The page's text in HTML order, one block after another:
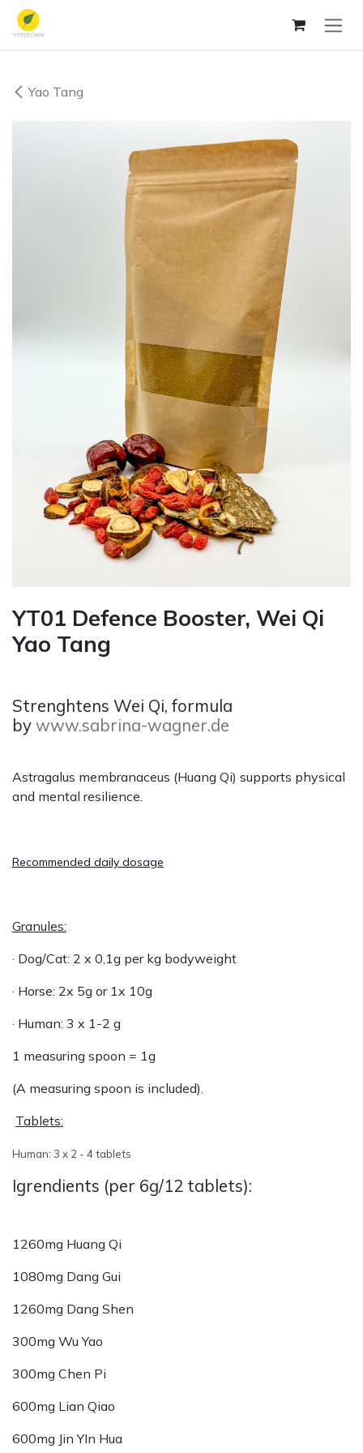
Ir al contenido
Yao Tang
YT01 Defence Booster, Wei Qi
Yao Tang
Strenghtens Wei Qi, formula
bywww.sabrina-wagner.de
Astragalus membranaceus (Huang Qi) supports physical
and mental resilience.
Recommended daily dosage
Granules:
· Dog/Cat: 2 x 0,1g per kg bodyweight
· Horse: 2x 5g or 1x 10g
· Human: 3 x 1-2 g
1 measuring spoon = 1g
(A measuring spoon is included).
Tablets:
Human: 3 x 2 - 4 tablets
Igrendients (per 6g/12 tablets):
1260mg Huang Qi
1080mg Dang Gui
1260mg Dang Shen
300mg Wu Yao
300mg Chen Pi
600mg Lian Qiao
600mg Jin YIn Hua